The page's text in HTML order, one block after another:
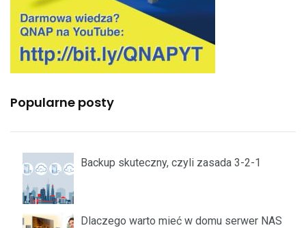
Popularne posty
Backup skuteczny, czyli zasada 3-2-1
Dlaczego warto mieć w domu serwer NAS